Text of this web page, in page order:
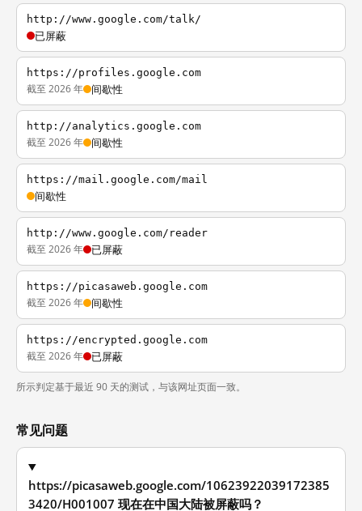
http://www.google.com/talk/
已屏蔽
https://profiles.google.com
截至 2026 年 间歇性
http://analytics.google.com
截至 2026 年 间歇性
https://mail.google.com/mail
间歇性
http://www.google.com/reader
截至 2026 年 已屏蔽
https://picasaweb.google.com
截至 2026 年 间歇性
https://encrypted.google.com
截至 2026 年 已屏蔽
所示判定基于最近 90 天的测试，与该网址页面一致。
常见问题
https://picasaweb.google.com/10623922039172385
3420/H001007 现在在中国大陆被屏蔽吗？